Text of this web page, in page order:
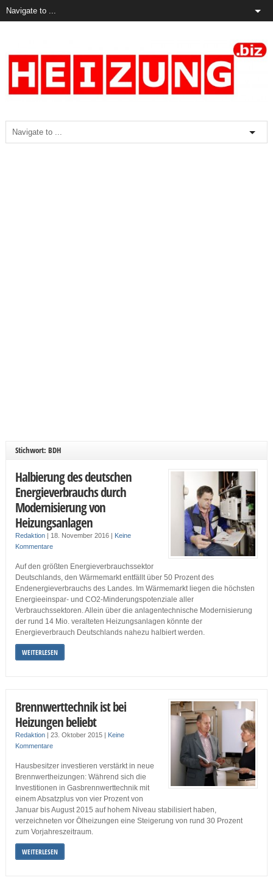
Stichwort: BDH
Halbierung des deutschen
Energieverbrauchs durch
Modernisierung von
Heizungsanlagen
Redaktion| 18. November 2016 | Keine
Kommentare
Auf den größten Energieverbrauchssektor
Deutschlands, den Wärmemarkt entfällt über 50 Prozent des
Endenergieverbrauchs des Landes. Im Wärmemarkt liegen die höchsten
Energieeinspar- und CO2-Minderungspotenziale aller
Verbrauchssektoren. Allein über die anlagentechnische Modernisierung
der rund 14 Mio. veralteten Heizungsanlagen könnte der
Energieverbrauch Deutschlands nahezu halbiert werden.
WEITERLESEN
Brennwerttechnik ist bei
Heizungen beliebt
Redaktion| 23. Oktober 2015 | Keine
Kommentare
Hausbesitzer investieren verstärkt in neue
Brennwertheizungen: Während sich die
Investitionen in Gasbrennwerttechnik mit
einem Absatzplus von vier Prozent von
Januar bis August 2015 auf hohem Niveau stabilisiert haben,
verzeichneten vor Ölheizungen eine Steigerung von rund 30 Prozent
zum Vorjahreszeitraum.
WEITERLESEN